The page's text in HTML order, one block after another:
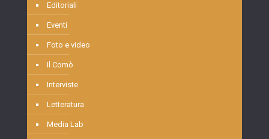
Editoriali
Eventi
Foto e video
Il Comò
Interviste
Letteratura
Media Lab